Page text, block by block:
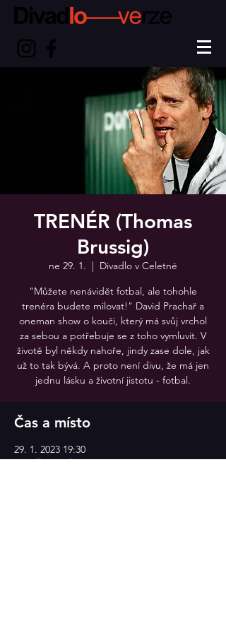
TRENÉR (Thomas
Brussig)
ne 29. 1.
  |
Divadlo v Celetné
"Můžete nenávidět fotbal, ale tohohle
trenéra budete milovat!" David Prachař a
oneman show o kouči, který má svůj vrchol
za sebou a potřebuje se z toho vymluvit. V
životě byl někdy nahoře, jindy zase dole, jak
už to tak bývá. A proto není divu, že má jen
jednu lásku a životní jistotu - fotbal.
Čas a místo
29. 1. 2023 19:30
Divadlo v Celetné